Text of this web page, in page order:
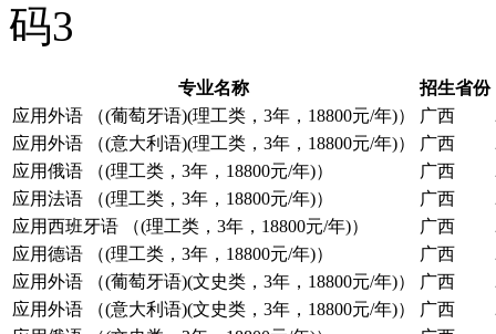
码3
专业名称
招生省份
应用外语 （(葡萄牙语)(理工类，3年，18800元/年)）
广西
应用外语 （(意大利语)(理工类，3年，18800元/年)）
广西
应用俄语 （(理工类，3年，18800元/年)）
广西
应用法语 （(理工类，3年，18800元/年)）
广西
应用西班牙语 （(理工类，3年，18800元/年)）
广西
应用德语 （(理工类，3年，18800元/年)）
广西
应用外语 （(葡萄牙语)(文史类，3年，18800元/年)）
广西
应用外语 （(意大利语)(文史类，3年，18800元/年)）
广西